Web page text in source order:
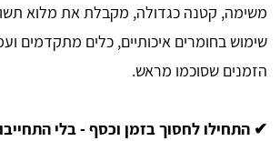
משימה, קטנה כגדולה, מקבלת את מלוא
שימוש בחומרים איכותיים, כלים מתקדמים
הזמנים שסוכמו מראש.
✔ התחילו לחסוך בזמן וכסף - בלי